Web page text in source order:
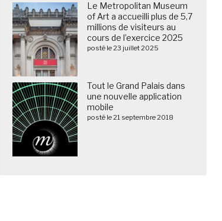
Le Metropolitan Museum
of Art a accueilli plus de 5,7
millions de visiteurs au
cours de l’exercice 2025
posté le 23 juillet 2025
Tout le Grand Palais dans
une nouvelle application
mobile
posté le 21 septembre 2018